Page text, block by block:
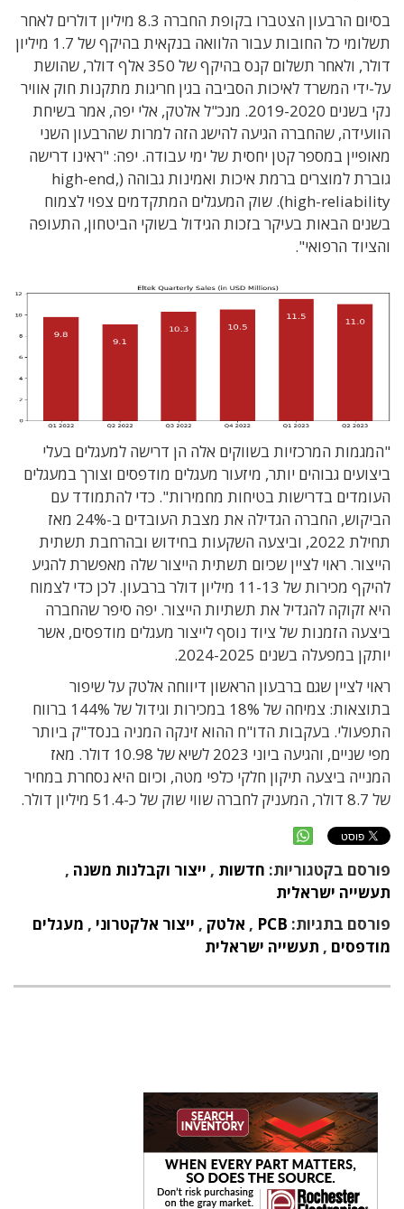
בסיום הרבעון הצטברו בקופת החברה 8.3 מיליון דולרים לאחר
תשלומי כל החובות עבור הלוואה בנקאית בהיקף של 1.7 מיליון
דולר, ולאחר תשלום קנס בהיקף של 350 אלף דולר, שהושת
על-ידי המשרד לאיכות הסביבה בגין חריגות מתקנות חוק אוויר
נקי בשנים 2019-2020. מנכ"ל אלטק, אלי יפה, אמר בשיחת
הוועידה, שהחברה הגיעה להישג הזה למרות שהרבעון השני
מאופיין במספר קטן יחסית של ימי עבודה. יפה: "ראינו דרישה
גוברת למוצרים ברמת איכות ואמינות גבוהה (high-end,
high-reliability). שוק המעגלים המתקדמים צפוי לצמוח
בשנים הבאות בעיקר בזכות הגידול בשוקי הביטחון, התעופה
והציוד הרפואי".
"המגמות המרכזיות בשווקים אלה הן דרישה למעגלים בעלי
ביצועים גבוהים יותר, מיזעור מעגלים מודפסים וצורך במעגלים
העומדים בדרישות בטיחות מחמירות". כדי להתמודד עם
הביקוש, החברה הגדילה את מצבת העובדים ב-24% מאז
תחילת 2022, וביצעה השקעות בחידוש ובהרחבת תשתית
הייצור. ראוי לציין שכיום תשתית הייצור שלה מאפשרת להגיע
להיקף מכירות של 11-13 מיליון דולר ברבעון. לכן כדי לצמוח
היא זקוקה להגדיל את תשתיות הייצור. יפה סיפר שהחברה
ביצעה הזמנות של ציוד נוסף לייצור מעגלים מודפסים, אשר
יותקן במפעלה בשנים 2024-2025.
ראוי לציין שגם ברבעון הראשון דיווחה אלטק על שיפור
בתוצאות: צמיחה של 18% במכירות וגידול של 144% ברווח
התפעולי. בעקבות הדו"ח ההוא זינקה המניה בנסד"ק ביותר
מפי שניים, והגיעה ביוני 2023 לשיא של 10.98 דולר. מאז
המנייה ביצעה תיקון חלקי כלפי מטה, וכיום היא נסחרת במחיר
של 8.7 דולר, המעניק לחברה שווי שוק של כ-51.4 מיליון דולר.
פורסם בקטגוריות: חדשות , ייצור וקבלנות משנה ,
תעשייה ישראלית
פורסם בתגיות: PCB
, אלטק , ייצור אלקטרוני , מעגלים
מודפסים , תעשייה ישראלית